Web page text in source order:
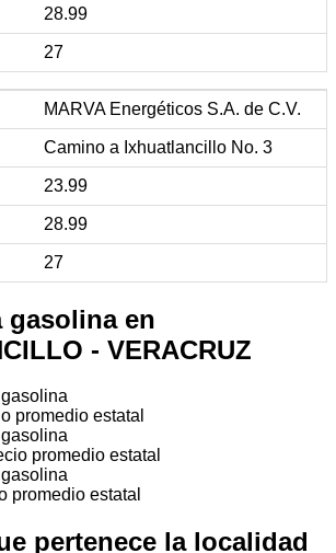
28.99
27
MARVA Energéticos S.A. de C.V.
Camino a Ixhuatlancillo No. 3
23.99
28.99
27
gasolina en
- VERACRUZ
promedio estatal
promedio estatal
promedio estatal
pertenece la localidad